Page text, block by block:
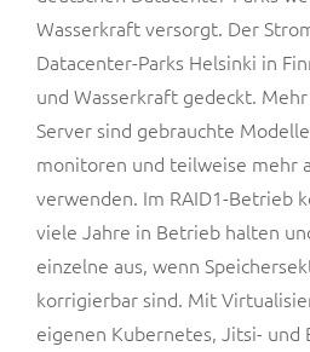
Wasserkraft versorgt. Der
Datacenter-Parks Helsinki in
und Wasserkraft gedeckt.
Server sind gebrauchte
monitoren und teilweise mehr
verwenden. Im RAID1-Betrieb
viele Jahre in Betrieb halten
einzelne aus, wenn
korrigierbar sind. Mit
eigenen Kubernetes, Jitsi- und